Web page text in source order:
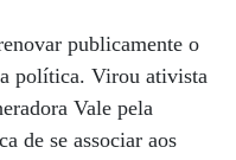
publicamente o
política. Virou ativista
Vale pela
de se associar aos